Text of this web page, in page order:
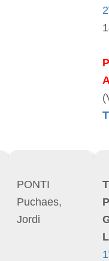
2
PONTI
Puchaes,
Jordi
1